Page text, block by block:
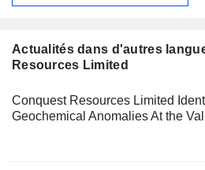
Actualités dans d'autres
Resources Limited
Conquest Resources Limited
Geochemical Anomalies At the